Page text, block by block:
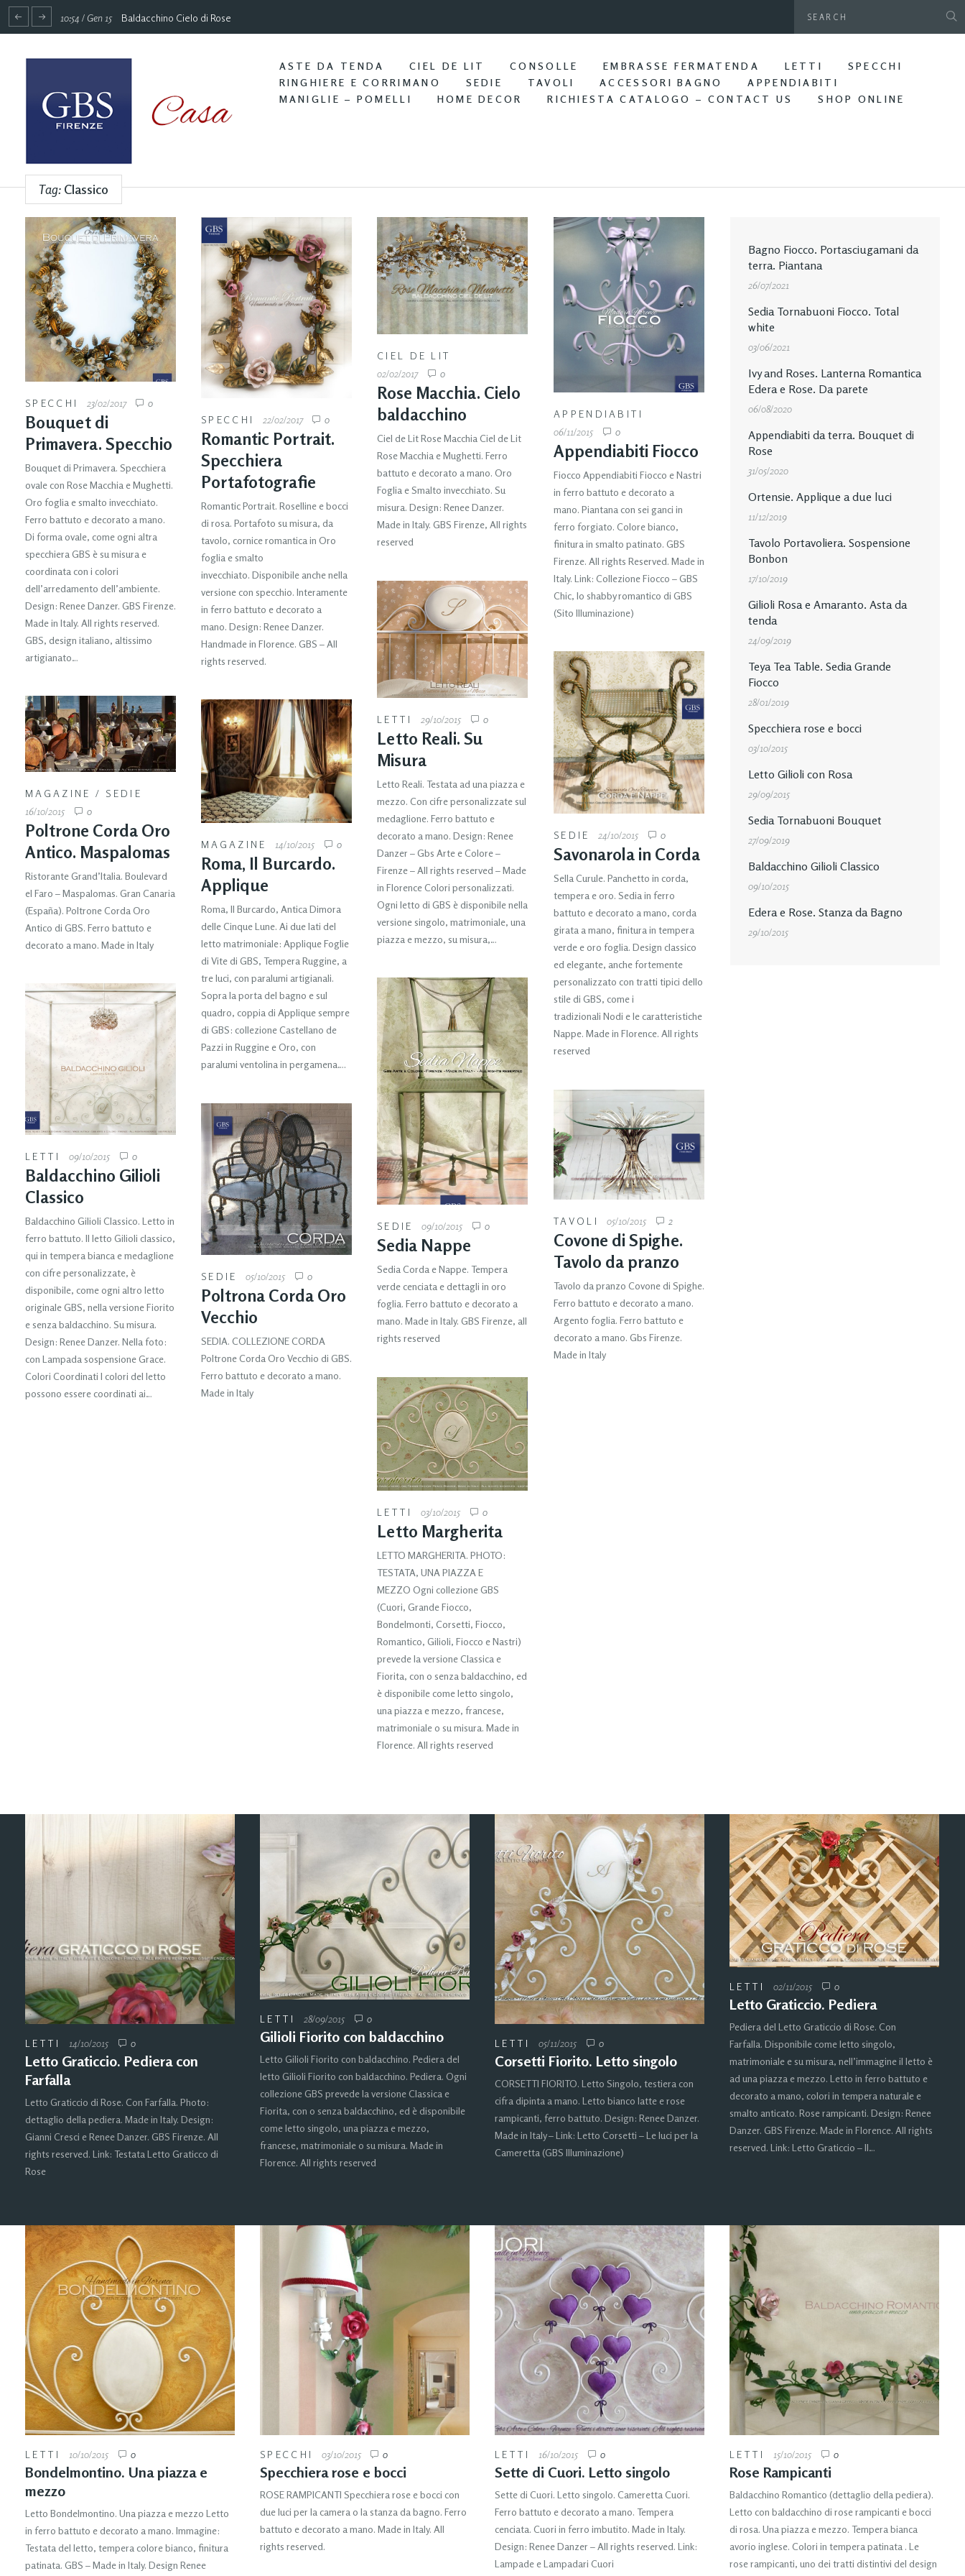
10:54 / Gen 15 Baldacchino Cielo di Rose
ASTE DA TENDA CIEL DE LIT CONSOLLE EMBRASSE FERMATENDA LETTI
SPECCHI
RINGHIERE E CORRIMANO
SEDIE TAVOLI ACCESSORI BAGNO
APPENDIABITI
MANIGLIE – POMELLI
HOME DECOR RICHIESTA CATALOGO – CONTACT US SHOP ONLINE
Tag: Classico
SPECCHI 23/02/2017 0
Bouquet di
Primavera. Specchio
Bouquet di Primavera. Specchiera
ovale con Rose Macchia e Mughetti.
Oro foglia e smalto invecchiato.
Ferro battuto e decorato a mano.
Di forma ovale, come ogni altra
specchiera GBS è su misura e
coordinata con i colori
dell’arredamento dell’ambiente.
Design: Renee Danzer. GBS Firenze.
Made in Italy. All rights reserved.
GBS, design italiano, altissimo
artigianato…
SPECCHI 22/02/2017 0
Romantic Portrait.
Specchiera
Portafotografie
Romantic Portrait. Roselline e bocci
di rosa. Portafoto su misura, da
tavolo, cornice romantica in Oro
foglia e smalto
invecchiato. Disponibile anche nella
versione con specchio. Interamente
in ferro battuto e decorato a
mano. Design: Renee Danzer.
Handmade in Florence. GBS – All
rights reserved.
CIEL DE LIT
02/02/2017
0
Rose Macchia. Cielo
baldacchino
Ciel de Lit Rose Macchia Ciel de Lit
Rose Macchia e Mughetti. Ferro
battuto e decorato a mano. Oro
Foglia e Smalto invecchiato. Su
misura. Design: Renee Danzer.
Made in Italy. GBS Firenze, All rights
reserved
APPENDIABITI
06/11/2015
0
Appendiabiti Fiocco
Fiocco Appendiabiti Fiocco e Nastri
in ferro battuto e decorato a
mano. Piantana con sei ganci in
ferro forgiato. Colore bianco,
finitura in smalto patinato. GBS
Firenze. All rights Reserved. Made in
Italy. Link: Collezione Fiocco – GBS
Chic, lo shabby romantico di GBS
(Sito Illuminazione)
LETTI 29/10/2015 0
Letto Reali. Su
Misura
Letto Reali. Testata ad una piazza e
mezzo. Con cifre personalizzate sul
medaglione. Ferro battuto e
decorato a mano. Design: Renee
Danzer – Gbs Arte e Colore –
Firenze – All rights reserved – Made
in Florence Colori personalizzati.
Ogni letto di GBS è disponibile nella
versione singolo, matrimoniale, una
piazza e mezzo, su misura,…
SEDIE 24/10/2015 0
Savonarola in Corda
Sella Curule. Panchetto in corda,
tempera e oro. Sedia in ferro
battuto e decorato a mano, corda
girata a mano, finitura in tempera
verde e oro foglia. Design classico
ed elegante, anche fortemente
personalizzato con tratti tipici dello
stile di GBS, come i
tradizionali Nodi e le caratteristiche
Nappe. Made in Florence. All rights
reserved
MAGAZINE / SEDIE
16/10/2015
0
Poltrone Corda Oro
Antico. Maspalomas
Ristorante Grand’Italia. Boulevard
el Faro – Maspalomas. Gran Canaria
(España). Poltrone Corda Oro
Antico di GBS. Ferro battuto e
decorato a mano. Made in Italy
MAGAZINE 14/10/2015 0
Roma, Il Burcardo.
Applique
Roma, Il Burcardo, Antica Dimora
delle Cinque Lune. Ai due lati del
letto matrimoniale: Applique Foglie
di Vite di GBS, Tempera Ruggine, a
tre luci, con paralumi artigianali.
Sopra la porta del bagno e sul
quadro, coppia di Applique sempre
di GBS: collezione Castellano de
Pazzi in Ruggine e Oro, con
paralumi ventolina in pergamena….
SEDIE 09/10/2015 0
Sedia Nappe
Sedia Corda e Nappe. Tempera
verde cenciata e dettagli in oro
foglia. Ferro battuto e decorato a
mano. Made in Italy. GBS Firenze, all
rights reserved
LETTI 09/10/2015 0
Baldacchino Gilioli
Classico
Baldacchino Gilioli Classico. Letto in
ferro battuto. Il letto Gilioli classico,
qui in tempera bianca e medaglione
con cifre personalizzate, è
disponibile, come ogni altro letto
originale GBS, nella versione Fiorito
e senza baldacchino. Su misura.
Design: Renee Danzer. Nella foto:
con Lampada sospensione Grace.
Colori Coordinati I colori del letto
possono essere coordinati ai…
TAVOLI 05/10/2015 2
Covone di Spighe.
Tavolo da pranzo
Tavolo da pranzo Covone di Spighe.
Ferro battuto e decorato a mano.
Argento foglia. Ferro battuto e
decorato a mano. Gbs Firenze.
Made in Italy
SEDIE 05/10/2015 0
Poltrona Corda Oro
Vecchio
SEDIA. COLLEZIONE CORDA
Poltrone Corda Oro Vecchio di GBS.
Ferro battuto e decorato a mano.
Made in Italy
LETTI 03/10/2015 0
Letto Margherita
LETTO MARGHERITA. PHOTO:
TESTATA, UNA PIAZZA E
MEZZO Ogni collezione GBS
(Cuori, Grande Fiocco,
Bondelmonti, Corsetti, Fiocco,
Romantico, Gilioli, Fiocco e Nastri)
prevede la versione Classica e
Fiorita, con o senza baldacchino, ed
è disponibile come letto singolo,
una piazza e mezzo, francese,
matrimoniale o su misura. Made in
Florence. All rights reserved
Bagno Fiocco. Portasciugamani da
terra. Piantana
26/07/2021
Sedia Tornabuoni Fiocco. Total
white
03/06/2021
Ivy and Roses. Lanterna Romantica
Edera e Rose. Da parete
06/08/2020
Appendiabiti da terra. Bouquet di
Rose
31/05/2020
Ortensie. Applique a due luci
11/12/2019
Tavolo Portavoliera. Sospensione
Bonbon
17/10/2019
Gilioli Rosa e Amaranto. Asta da
tenda
24/09/2019
Teya Tea Table. Sedia Grande
Fiocco
28/01/2019
Specchiera rose e bocci
03/10/2015
Letto Gilioli con Rosa
29/09/2015
Sedia Tornabuoni Bouquet
27/09/2019
Baldacchino Gilioli Classico
09/10/2015
Edera e Rose. Stanza da Bagno
29/10/2015
LETTI 14/10/2015 0
Letto Graticcio. Pediera con
Farfalla
Letto Graticcio di Rose. Con Farfalla. Photo:
dettaglio della pediera. Made in Italy. Design:
Gianni Cresci e Renee Danzer. GBS Firenze. All
rights reserved. Link: Testata Letto Graticco di
Rose
LETTI 28/09/2015 0
Gilioli Fiorito con baldacchino
Letto Gilioli Fiorito con baldacchino. Pediera del
letto Gilioli Fiorito con baldacchino. Pediera. Ogni
collezione GBS prevede la versione Classica e
Fiorita, con o senza baldacchino, ed è disponibile
come letto singolo, una piazza e mezzo,
francese, matrimoniale o su misura. Made in
Florence. All rights reserved
LETTI 05/11/2015 0
Corsetti Fiorito. Letto singolo
CORSETTI FIORITO. Letto Singolo, testiera con
cifra dipinta a mano. Letto bianco latte e rose
rampicanti, ferro battuto. Design: Renee Danzer.
Made in Italy – Link: Letto Corsetti – Le luci per la
Cameretta (GBS Illuminazione)
LETTI 02/11/2015 0
Letto Graticcio. Pediera
Pediera del Letto Graticcio di Rose. Con
Farfalla. Disponibile come letto singolo,
matrimoniale e su misura, nell’immagine il letto è
ad una piazza e mezzo. Letto in ferro battuto e
decorato a mano, colori in tempera naturale e
smalto anticato. Rose rampicanti. Design: Renee
Danzer. GBS Firenze. Made in Florence. All rights
reserved. Link: Letto Graticcio – Il…
LETTI 10/10/2015 0
Bondelmontino. Una piazza e
mezzo
Letto Bondelmontino. Una piazza e mezzo Letto
in ferro battuto e decorato a mano. Immagine:
Testata del letto, tempera colore bianco, finitura
patinata. GBS – Made in Italy. Design Renee
SPECCHI 03/10/2015 0
Specchiera rose e bocci
ROSE RAMPICANTI Specchiera rose e bocci con
due luci per la camera o la stanza da bagno. Ferro
battuto e decorato a mano. Made in Italy. All
rights reserved.
LETTI 16/10/2015 0
Sette di Cuori. Letto singolo
Sette di Cuori. Letto singolo. Cameretta Cuori.
Ferro battuto e decorato a mano. Tempera
cenciata. Cuori in ferro imbutito. Made in Italy.
Design: Renee Danzer – All rights reserved. Link:
Lampade e Lampadari Cuori
LETTI 15/10/2015 0
Rose Rampicanti
Baldacchino Romantico (dettaglio della pediera).
Letto con baldacchino di rose rampicanti e bocci
di rosa. Una piazza e mezzo. Tempera bianca
avorio inglese. Colori in tempera patinata . Le
rose rampicanti, uno dei tratti distintivi del design